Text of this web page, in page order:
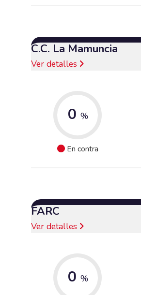
C.C. La Mamuncia
Ver detalles
0 %
En contra
FARC
Ver detalles
0 %